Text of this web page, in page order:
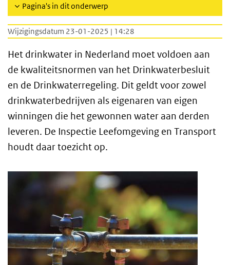
Pagina's in dit onderwerp
Wijzigingsdatum 23-01-2025 | 14:28
Het drinkwater in Nederland moet voldoen aan
de kwaliteitsnormen van het Drinkwaterbesluit
en de Drinkwaterregeling. Dit geldt voor zowel
drinkwaterbedrijven als eigenaren van eigen
winningen die het gewonnen water aan derden
leveren. De Inspectie Leefomgeving en Transport
houdt daar toezicht op.